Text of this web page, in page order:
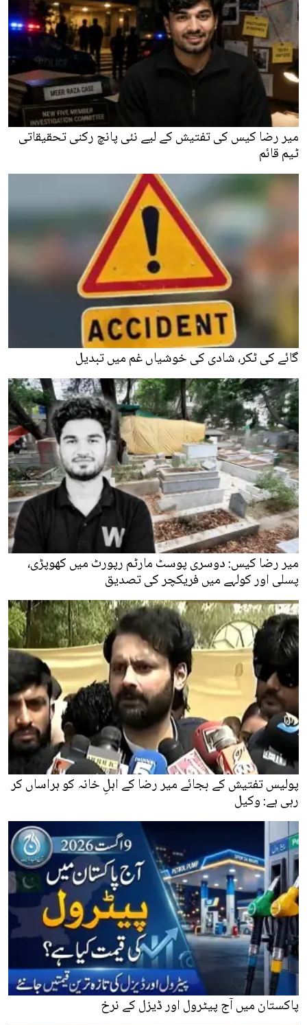
میر رضا کیس کی تفتیش کے لیے نئی پانچ رکنی تحقیقاتی
ٹیم قائم
گائے کی ٹکر، شادی کی خوشیاں غم میں تبدیل
میر رضا کیس: دوسری پوسٹ مارٹم رپورٹ میں کھوپڑی،
پسلی اور کولہے میں فریکچر کی تصدیق
پولیس تفتیش کے بجائے میر رضا کے اہلِ خانہ کو ہراساں کر
رہی ہے: وکیل
پاکستان میں آج پیٹرول اور ڈیزل کے نرخ